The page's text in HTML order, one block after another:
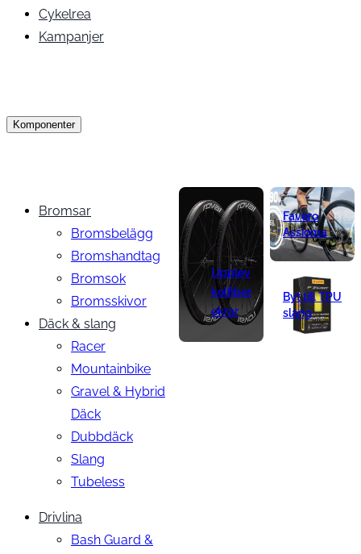
Cykelrea
Kampanjer
Komponenter
Bromsar
Bromsbelägg
Bromshandtag
Bromsok
Bromsskivor
Däck & slang
Racer
Mountainbike
Gravel & Hybrid
Däck
Dubbdäck
Slang
Tubeless
Drivlina
Bash Guard &
Upplev
kolfiber
ekrar
Favero
Assioma
Byt till TPU
slang